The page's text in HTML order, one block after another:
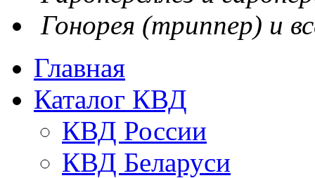
Гонорея (триппер) и
Главная
Каталог КВД
КВД России
КВД Беларуси